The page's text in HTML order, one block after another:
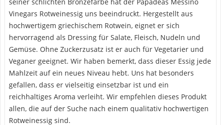
Vinegars Rotweinessig uns beeindruckt. Hergestellt aus
hochwertigem griechischem Rotwein, eignet er sich
hervorragend als Dressing für Salate, Fleisch, Nudeln und
Gemüse. Ohne Zuckerzusatz ist er auch für Vegetarier und
Veganer geeignet. Wir haben bemerkt, dass dieser Essig jede
Mahlzeit auf ein neues Niveau hebt. Uns hat besonders
gefallen, dass er vielseitig einsetzbar ist und ein
reichhaltiges Aroma verleiht. Wir empfehlen dieses Produkt
allen, die auf der Suche nach einem qualitativ hochwertigen
Rotweinessig sind.